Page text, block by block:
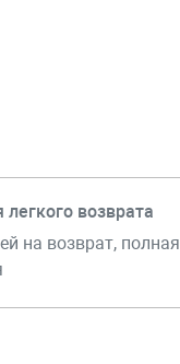
легкого возврата
на возврат, полная